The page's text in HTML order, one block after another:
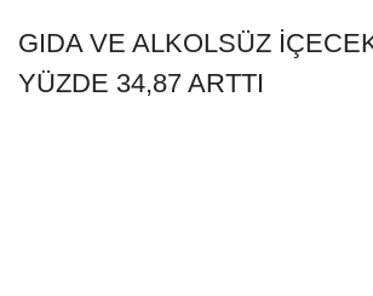
GIDA VE ALKOLSÜZ
YÜZDE 34,87 ARTTI